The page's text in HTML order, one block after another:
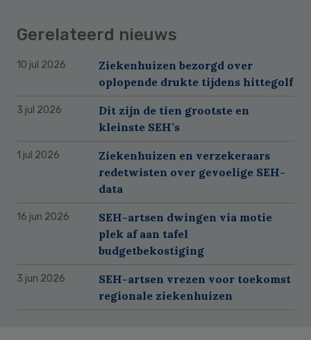
Gerelateerd nieuws
10 jul 2026
Ziekenhuizen bezorgd over
oplopende drukte tijdens hittegolf
3 jul 2026
Dit zijn de tien grootste en
kleinste SEH’s
1 jul 2026
Ziekenhuizen en verzekeraars
redetwisten over gevoelige SEH-
data
16 jun 2026
SEH-artsen dwingen via motie
plek af aan tafel
budgetbekostiging
3 jun 2026
SEH-artsen vrezen voor toekomst
regionale ziekenhuizen